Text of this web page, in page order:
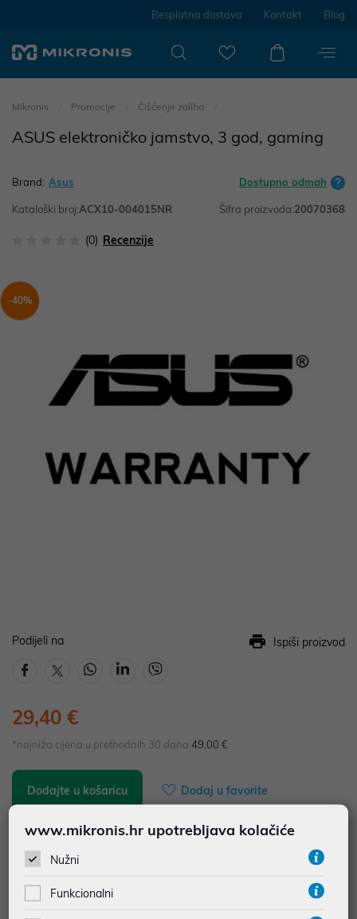
Besplatna dostava Kontakt Blog
Mikronis Promocije Čišćenje zaliha
ASUS elektroničko jamstvo, 3 god, gaming
Brand: Asus Dostupno odmah
Kataloški broj:ACX10-004015NR Šifra proizvoda:20070368
(0) Recenzije
-40%
Podijeli na Ispiši proizvod
29,40 €
*najniža cijena u prethodnih 30 dana 49,00 €
Dodajte u košaricu Dodaj u favorite
najam za pravne osobe od 12 do 36 mj. već od
Vidi detalje
www.mikronis.hr upotrebljava kolačiće
Nužni
Funkcionalni